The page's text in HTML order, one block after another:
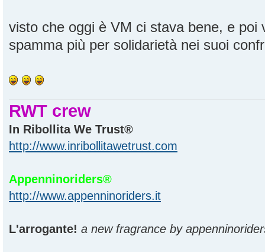
visto che oggi è VM ci stava bene, e poi
spamma più per solidarietà nei suoi
RWT crew
In Ribollita We Trust®
http://www.inribollitawetrust.com
Appenninoriders®
http://www.appenninoriders.it
L'arrogante! a new fragrance by